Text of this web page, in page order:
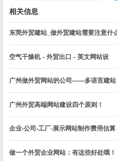
相关信息
东莞外贸建站_做外贸建站需要注意什
空气干燥机 - 外贸出口 - 英文网站设
广州做外贸网站的公司——多语言建站
广州外贸高端网站建设四个原则！
企业-公司-工厂-展示网站制作费用估算
做一个外贸企业网站：有这些好处哦！